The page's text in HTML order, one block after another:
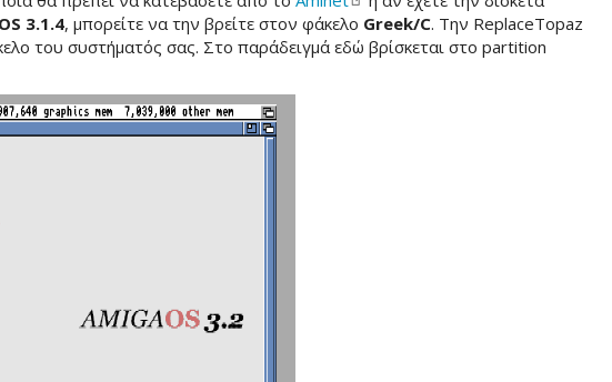
3.1.4, μπορείτε να την βρείτε στον φάκελο Greek/C. Την ReplaceTopaz
του συστήματός σας. Στο παράδειγμά εδώ βρίσκεται στο partition